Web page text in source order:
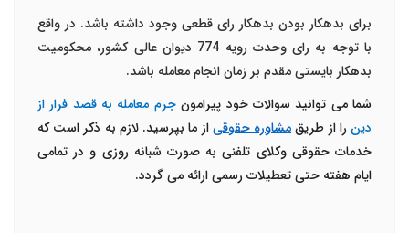
برای بدهکار بودن بدهکار رای قطعی وجود داشته باشد. در واقع
با توجه به رای وحدت رویه 774 دیوان عالی کشور، محکومیت
بدهکار بایستی مقدم بر زمان انجام معامله باشد.
شما می توانید سوالات خود پیرامونجرم معامله به قصد فرار از
دینرا از طریقمشاوره حقوقیاز ما بپرسید. لازم به ذکر است که
خدمات حقوقی وکلای تلفنی به صورت شبانه روزی و در تمامی
ایام هفته حتی تعطیلات رسمی ارائه می گردد.